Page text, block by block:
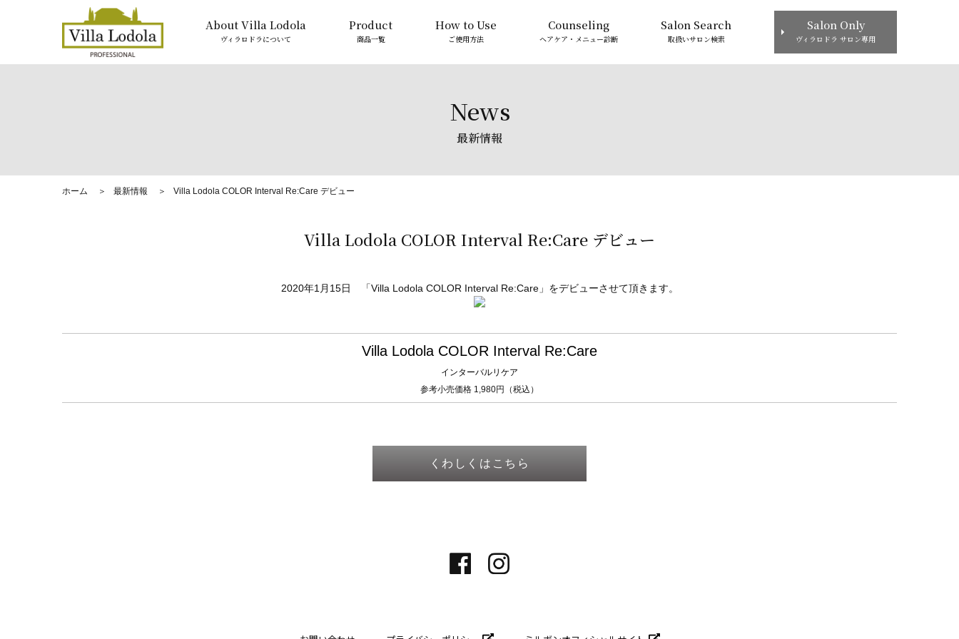
About Villa Lodola
ヴィラロドラについて
Product
商品一覧
How to Use
ご使用方法
Counseling
ヘアケア・メニュー診断
Salon Search
取扱いサロン検索
Salon Only
ヴィラロドラ サロン専用
News
最新情報
ホーム 最新情報 Villa Lodola COLOR Interval Re:Care デビュー
Villa Lodola COLOR Interval Re:Care デビュー
2020年1月15日 「Villa Lodola COLOR Interval Re:Care」をデビューさせて頂きます。
Villa Lodola COLOR Interval Re:Care
インターバルリケア
参考小売価格 1,980円（税込）
くわしくはこちら